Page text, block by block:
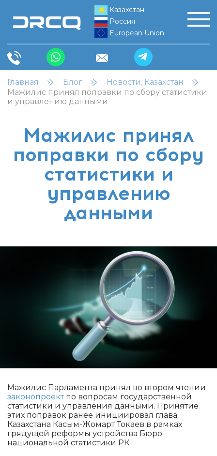
Казахстан
Россия
European Union
Главная Блог
Новости, Казахстан
Мажилис принял поправки по сбору статистики
и управлению данными
Мажилис принял
поправки по сбору
статистики и
управлению
данными
Мажилис Парламента принял во втором чтении
законопроектпо вопросам государственной
статистики и управления данными. Принятие
этих поправок ранее инициировал глава
Казахстана Касым-Жомарт Токаев в рамках
грядущей реформы устройства Бюро
национальной статистики РК.